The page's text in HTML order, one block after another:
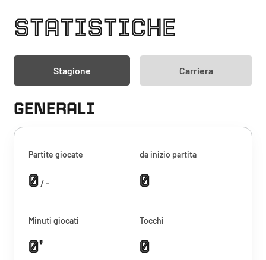
STATISTICHE
Stagione Carriera
GENERALI
Partite giocate
0/ -
da inizio partita
0
Minuti giocati
0'
Tocchi
0